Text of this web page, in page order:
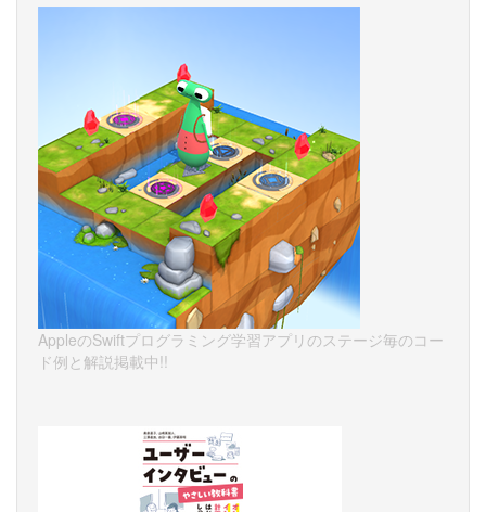
AppleのSwiftプログラミング学習アプリのステージ毎のコー
ド例と解説掲載中!!